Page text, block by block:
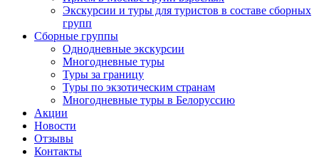
Экскурсии и туры для туристов в составе сборных
групп
Сборные группы
Однодневные экскурсии
Многодневные туры
Туры за границу
Туры по экзотическим странам
Многодневные туры в Белоруссию
Акции
Новости
Отзывы
Контакты